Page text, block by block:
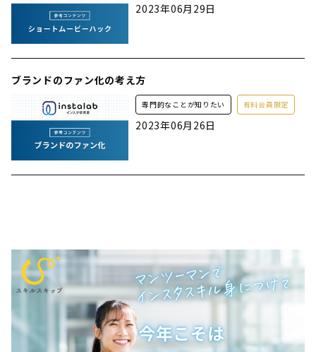
2023年06月29日
ブランドのファン化の考え方
専門的なことが知りたい 有料会員限定
2023年06月26日